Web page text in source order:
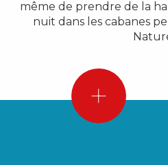
même de prendre de la
nuit dans les cabanes
nature
pour
seule